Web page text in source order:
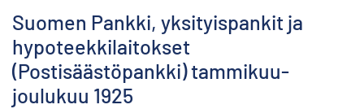
Suomen Pankki, yksityispankit ja
hypoteekkilaitokset
(Postisäästöpankki) tammikuu-
joulukuu 1925